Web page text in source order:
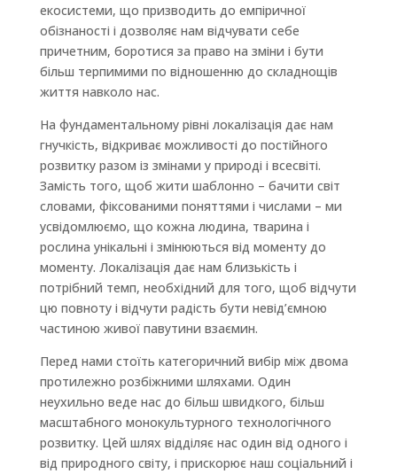
екосистеми, що призводить до емпіричної
обізнаності і дозволяє нам відчувати себе
причетним, боротися за право на зміни і бути
більш терпимими по відношенню до складнощів
життя навколо нас.
На фундаментальному рівні локалізація дає нам
гнучкість, відкриває можливості до постійного
розвитку разом із змінами у природі і всесвіті.
Замість того, щоб жити шаблонно – бачити світ
словами, фіксованими поняттями і числами – ми
усвідомлюємо, що кожна людина, тварина і
рослина унікальні і змінюються від моменту до
моменту. Локалізація дає нам близькість і
потрібний темп, необхідний для того, щоб відчути
цю повноту і відчути радість бути невід’ємною
частиною живої павутини взаємин.
Перед нами стоїть категоричний вибір між двома
протилежно розбіжними шляхами. Один
неухильно веде нас до більш швидкого, більш
масштабного монокультурного технологічного
розвитку. Цей шлях відділяє нас один від одного і
від природного світу, і прискорює наш соціальний і